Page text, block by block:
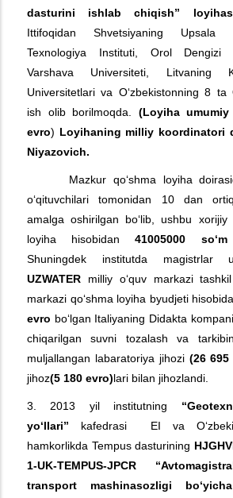
dasturini ishlab chiqish”
Ittifoqidan Shvetsiyaning Upsala
Texnologiya Instituti, Orol Dengizi
Varshava Universiteti, Litvaning
Universitetlari va O‘zbekistonning 8 ta
ish olib borilmoqda. (Loyiha
evro) Loyihaning milliy koordinatori
Niyazovich.
Mazkur qo‘shma loyiha
o‘qituvchilari tomonidan 10 dan
amalga oshirilgan bo‘lib, ushbu xorijiy
loyiha hisobidan 41005000
Shuningdek institutda
UZWATER milliy o‘quv markazi
markazi qo‘shma loyiha byudjeti
evro bo‘lgan Italiyaning Didakta
chiqarilgan suvni tozalash va
muljallangan labaratoriya jihozi (26 695
jihoz(5 180 evro)lari bilan jihozlandi.
3. 2013 yil institutning
yo‘llari” kafedrasi EI va
hamkorlikda Tempus dasturining
1-UK-TEMPUS-JPCR
transport mashinasozligi